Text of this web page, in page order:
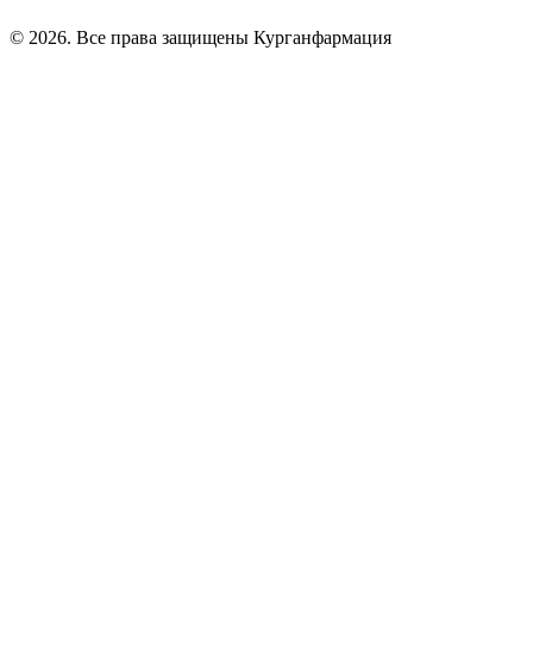
© 2026. Все права защищены Курганфармация